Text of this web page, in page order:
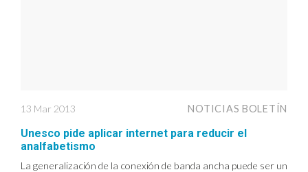
13 Mar 2013 NOTICIAS BOLETÍN
Unesco pide aplicar internet para reducir el
analfabetismo
La generalización de la conexión de banda ancha puede ser un